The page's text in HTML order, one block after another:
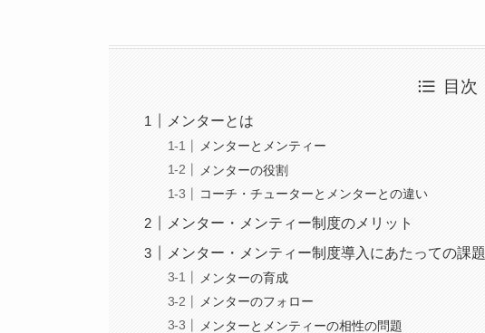
目次
メンターとは
メンターとメンティー
メンターの役割
コーチ・チューターとメンターとの違い
メンター・メンティー制度のメリット
メンター・メンティー制度導入にあたっての課題
メンターの育成
メンターのフォロー
メンターとメンティーの相性の問題